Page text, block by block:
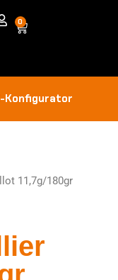
0
Konfigurator
11,7g/180gr